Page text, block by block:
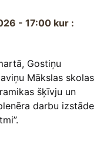
- 17:00 kur :
Gostiņu
Mākslas skolas
šķīvju un
darbu izstāde